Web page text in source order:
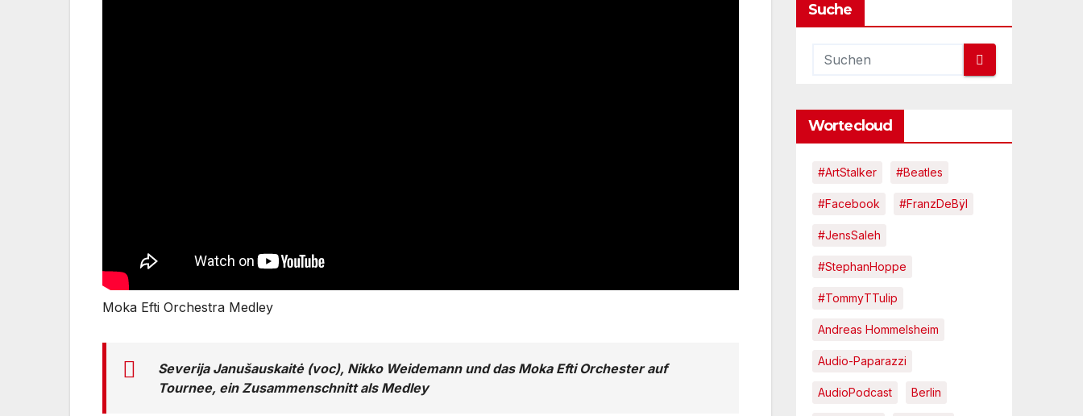
Moka Efti Orchestra Medley
Severija Janušauskaitė (voc), Nikko Weidemann und das Moka Efti Orchester auf
Tournee, ein Zusammenschnitt als Medley
Suche
Wortecloud
#ArtStalker #Beatles
#Facebook #FranzDeBÿl
#JensSaleh
#StephanHoppe
#TommyTTulip
Andreas Hommelsheim
Audio-Paparazzi
AudioPodcast Berlin